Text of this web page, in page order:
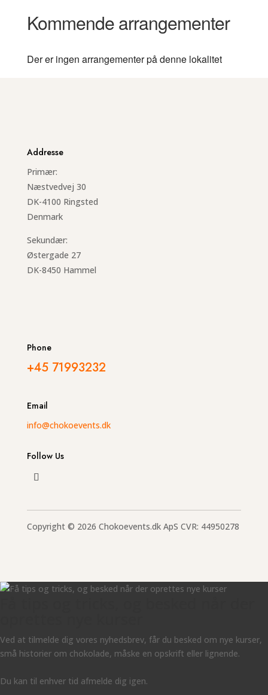
Kommende arrangementer
Der er ingen arrangementer på denne lokalitet
Addresse
Primær:
Næstvedvej 30
DK-4100 Ringsted
Denmark
Sekundær:
Østergade 27
DK-8450 Hammel
Phone
+45 71993232
Email
info@chokoevents.dk
Follow Us
Copyright © 2026 Chokoevents.dk ApS CVR: 44950278
Ved at tilmelde dig vores nyhedsbrev, får du besked om nye kurser,
små historier om chokolade, måske en opskrift eller lignende.
Du kan til enhver tid afmelde dig igen.